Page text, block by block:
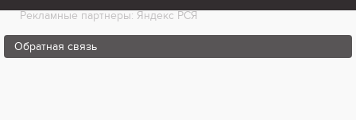
Рекламные партнеры: Яндекс РСЯ
Обратная связь